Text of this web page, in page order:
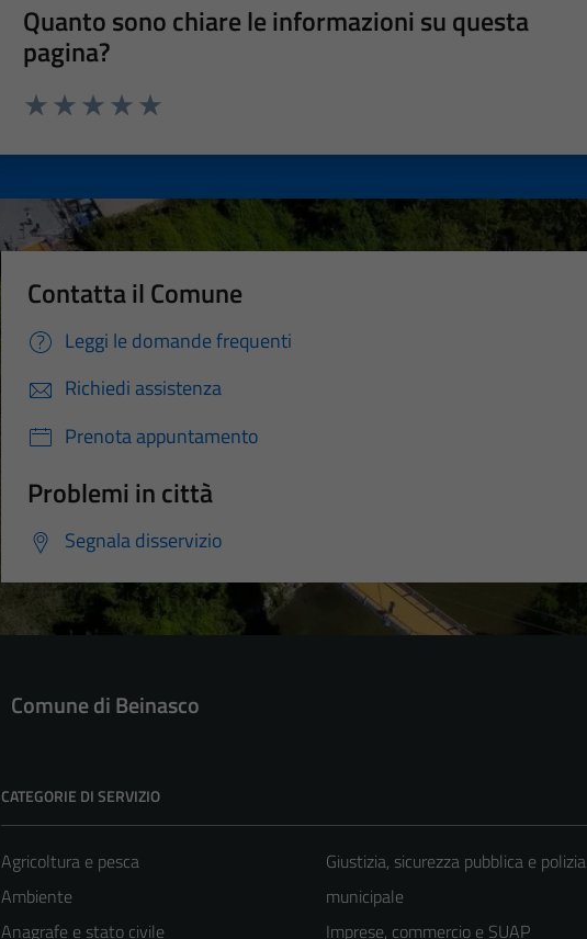
Quanto sono chiare le informazioni su questa
pagina?
Contatta il Comune
Leggi le domande frequenti
Richiedi assistenza
Prenota appuntamento
Problemi in città
Segnala disservizio
Comune di Beinasco
CATEGORIE DI SERVIZIO
Agricoltura e pesca
Ambiente
Anagrafe e stato civile
Giustizia, sicurezza pubblica e polizia
municipale
Imprese, commercio e SUAP